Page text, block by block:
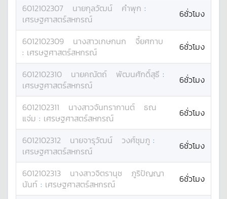
6012102307 นายกุลวัฒน์ คำพุก :
เศรษฐศาสตร์สหกรณ์
6ชั่วโมง
6012102309 นางสาวเกษกนก
จี้ยศกาบ
: เศรษฐศาสตร์สหกรณ์ 6ชั่วโมง
6012102310 นายคณัตถ์ พัฒนศักดิ์สุธี :
เศรษฐศาสตร์สหกรณ์
6ชั่วโมง
6012102311 นางสาวจันทรากานต์
ธณ
แจ่ม : เศรษฐศาสตร์สหกรณ์ 6ชั่วโมง
6012102312 นายจารุวัฒน์ วงศ์ชุมภู :
เศรษฐศาสตร์สหกรณ์
6ชั่วโมง
6012102313 นางสาวจิตรานุช
ภูริปัญญา
นันท์ : เศรษฐศาสตร์สหกรณ์ 6ชั่วโมง